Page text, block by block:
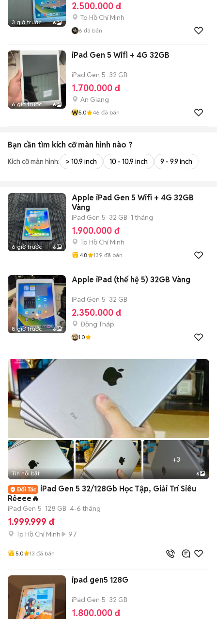
3 giờ trước 6
2.500.000 đ
Tp Hồ Chí Minh
6 đã bán
6 giờ trước 6
iPad Gen 5 Wifi + 4G 32GB
iPad Gen 5 32 GB
1.700.000 đ
An Giang
W5.0 46 đã bán
Bạn cần tìm kích cỡ màn hình nào ?
Kích cỡ màn hình: > 10.9 inch 10 - 10.9 inch 9 - 9.9 inch
6 giờ trước 6
Apple iPad Gen 5 Wifi + 4G 32GB
Vàng
iPad Gen 5 32 GB 1 tháng
1.900.000 đ
Tp Hồ Chí Minh
4.8 139 đã bán
8 giờ trước 6
Apple iPad (thế hệ 5) 32GB Vàng
iPad Gen 5 32 GB
2.350.000 đ
Đồng Tháp
1.0
+3
Tin nổi bật 6
iPad Gen 5 32/128Gb Học Tập, Giải Trí Siêu
Rẻeee🔥
iPad Gen 5 128 GB 4-6 tháng
1.999.999 đ
Tp Hồ Chí Minh 97
5.0 13 đã bán
ipad gen5 128G
iPad Gen 5 32 GB
1.800.000 đ